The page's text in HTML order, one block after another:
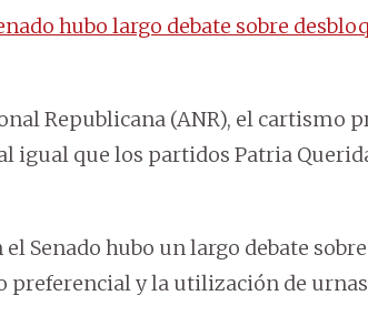
hubo largo debate sobre
Republicana (ANR), el cartismo
igual que los partidos Patria
el Senado hubo un largo debate
preferencial y la utilización de